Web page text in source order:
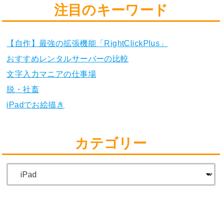
注目のキーワード
【自作】最強の拡張機能「RightClickPlus」
おすすめレンタルサーバーの比較
文字入力マニアの仕事場
脱・社畜
iPadでお絵描き
カテゴリー